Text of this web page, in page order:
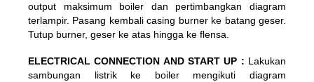
output maksimum boiler dan pertimbangkan diagram
terlampir. Pasang kembali casing burner ke batang geser.
Tutup burner, geser ke atas hingga ke flensa.
ELECTRICAL CONNECTION AND START UP : Lakukan
sambungan listrik ke boiler mengikuti diagram